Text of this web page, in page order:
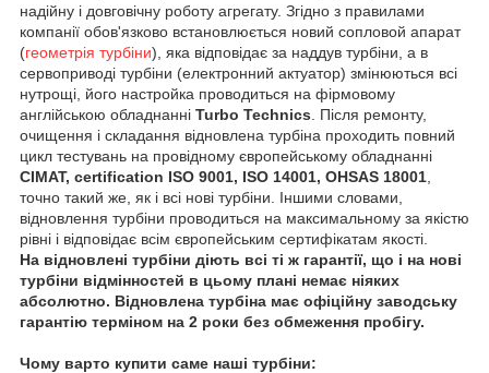
надійну і довговічну роботу агрегату. Згідно з правилами
компанії обов'язково встановлюється новий сопловой апарат
(геометрія турбіни), яка відповідає за наддув турбіни, а в
сервоприводі турбіни (електронний актуатор) змінюються всі
нутрощі, його настройка проводиться на фірмовому
англійською обладнанні Turbo Technics . Після ремонту,
очищення і складання відновлена турбіна проходить повний
цикл тестувань на провідному європейському обладнанні
CIMAT, certification ISO 9001, ISO 14001, OHSAS 18001
точно такий же, як і всі нові турбіни. Іншими словами,
відновлення турбіни проводиться на максимальному за якістю
рівні і відповідає всім європейським сертифікатам якості.
На відновлені турбіни діють всі ті ж гарантії, що і на нові
турбіни відмінностей в цьому плані немає ніяких
абсолютно. Відновлена турбіна має офіційну заводську
гарантію терміном на 2 роки без обмеження пробігу.
Чому варто купити саме наші турбіни: